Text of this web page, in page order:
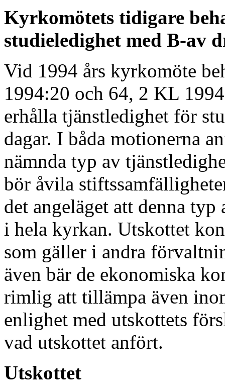
Kyrkomötets tidigare
studieledighet med B-av
Vid 1994 års kyrkomöte
1994:20 och 64, 2 KL
erhålla tjänstledighet för
dagar. I båda motionerna
nämnda typ av
bör åvila
det angeläget att denna
i hela kyrkan. Utskottet
som gäller i andra
även bär de ekonomiska
rimlig att tillämpa även
enlighet med utskottets
vad utskottet anfört.
Utskottet